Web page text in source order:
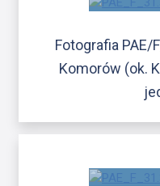
Fotografia
Komorów (ok.